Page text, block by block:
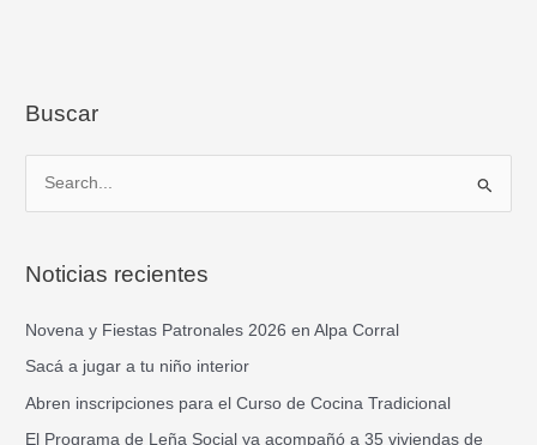
Buscar
c
o
Noticias recientes
Novena y Fiestas Patronales 2026 en Alpa Corral
Sacá a jugar a tu niño interior
Abren inscripciones para el Curso de Cocina Tradicional
El Programa de Leña Social ya acompañó a 35 viviendas de